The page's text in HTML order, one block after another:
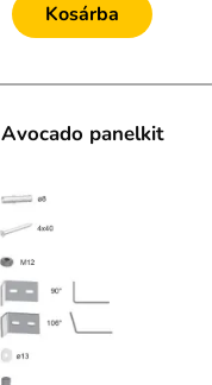
Kosárba
Avocado panelkit